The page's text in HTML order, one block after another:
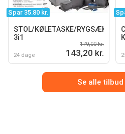
Spar 35.80 kr.
STOL/KØLETASKE/RYGSÆK
3i1
24 dage
179,00 kr.
143,20 kr.
Se alle tilbud